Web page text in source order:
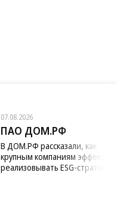
07.08.2026
ПАО ДОМ.РФ
В ДОМ.РФ рассказали, как
крупным компаниям
реализовывать ESG-стратегию